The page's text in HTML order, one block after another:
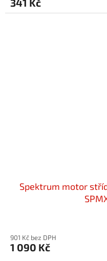
Spektrum motor
901 Kč bez DPH
1 090 Kč